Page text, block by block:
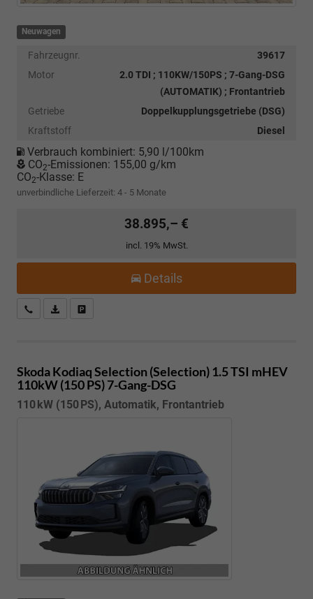
Neuwagen
Fahrzeugnr.
39617
Motor
2.0 TDI ; 110KW/150PS ; 7-Gang-DSG
(AUTOMATIK) ; Frontantrieb
Getriebe
Doppelkupplungsgetriebe (DSG)
Kraftstoff
Diesel
Verbrauch kombiniert: 5,90 l/100km
CO2-Emissionen: 155,00 g/km
CO2-Klasse: E
unverbindliche Lieferzeit: 4 - 5 Monate
38.895,– €
incl. 19% MwSt.
Details
Kostenloser Rückruf-Service
PDF-Datei, Fahrzeugexposé drucken
Skoda KodiaqSelection (Selection) 1.5 TSI mHEV
110kW (150 PS) 7-Gang-DSG
110 kW (150 PS), Automatik, Frontantrieb